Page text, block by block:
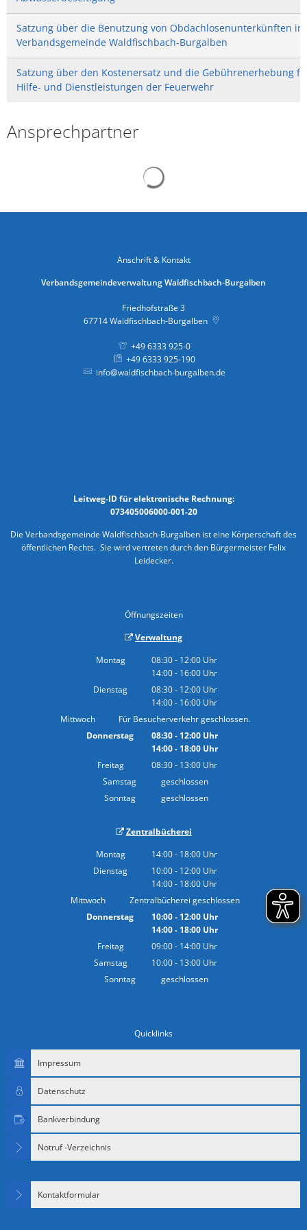
Satzung über die Benutzung von Obdachlosenunterkünften in
Verbandsgemeinde Waldfischbach-Burgalben
Satzung über den Kostenersatz und die Gebührenerhebung
Hilfe- und Dienstleistungen der Feuerwehr
Ansprechpartner
Anschrift & Kontakt
Verbandsgemeindeverwaltung Waldfischbach-Burgalben
Friedhofstraße 3
67714 Waldfischbach-Burgalben
+49 6333 925-0
+49 6333 925-190
info@waldfischbach-burgalben.de
Leitweg-ID für elektronische Rechnung:
073405006000-001-20
Die Verbandsgemeinde Waldfischbach-Burgalben ist eine Körperschaft des
öffentlichen Rechts. Sie wird vertreten durch den Bürgermeister Felix
Leidecker.
Öffnungszeiten
Verwaltung
Montag
08:30- 12:00 Uhr
Von 08:30 bis 12:00 Uhr
14:00- 16:00 Uhr
Von 14:00 bis 16:00 Uhr
Dienstag 08:30- 12:00 Uhr
Von 08:30 bis 12:00 Uhr
14:00- 16:00 Uhr
Von 14:00 bis 16:00 Uhr
Mittwoch
Für Besucherverkehr geschlossen.
Donnerstag
08:30- 12:00Uhr
Von 08:30 bis 12:00 Uhr
14:00- 18:00Uhr
Von 14:00 bis 18:00 Uhr
Freitag 08:30- 13:00 Uhr
Von 08:30 bis 13:00 Uhr
Samstag
geschlossen
Sonntag
geschlossen
Zentralbücherei
Montag
14:00- 18:00 Uhr
Von 14:00 bis 18:00 Uhr
Dienstag 10:00- 12:00 Uhr
Von 10:00 bis 12:00 Uhr
14:00- 18:00 Uhr
Von 14:00 bis 18:00 Uhr
Mittwoch
Zentralbücherei geschlossen
Donnerstag
10:00- 12:00Uhr
Von 10:00 bis 12:00 Uhr
14:00- 18:00Uhr
Von 14:00 bis 18:00 Uhr
Freitag 09:00- 14:00 Uhr
Von 09:00 bis 14:00 Uhr
Samstag 10:00- 13:00 Uhr
Von 10:00 bis 13:00 Uhr
Sonntag geschlossen
Quicklinks
Impressum
Datenschutz
Bankverbindung
Notruf -Verzeichnis
Kontaktformular